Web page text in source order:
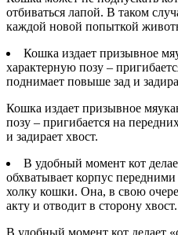
отбиваться лапой. В таком
каждой новой попыткой
Кошка издает призывное
характерную позу –
поднимает повыше зад и
Кошка издает призывное
позу – пригибается на
и задирает хвост.
В удобный момент кот
обхватывает корпус
холку кошки. Она, в свою
акту и отводит в сторону хвост.
В удобный момент кот делает